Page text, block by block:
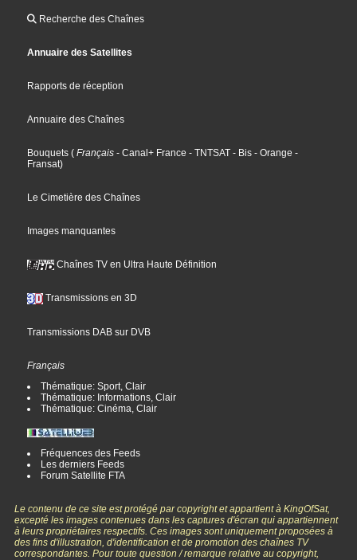
Recherche des Chaînes
Annuaire des Satellites
Rapports de réception
Annuaire des Chaînes
Bouquets ( Français - Canal+ France - TNTSAT - Bis - Orange -
Fransat)
Le Cimetière des Chaînes
Images manquantes
Chaînes TV en Ultra Haute Définition
Transmissions en 3D
Transmissions DAB sur DVB
Français
Thématique: Sport, Clair
Thématique: Informations, Clair
Thématique: Cinéma, Clair
Fréquences des Feeds
Les derniers Feeds
Forum Satellite FTA
Le contenu de ce site est protégé par copyright et appartient à KingOfSat,
excepté les images contenues dans les captures d'écran qui appartiennent
à leurs propriétaires respectifs. Ces images sont uniquement proposées à
des fins d'illustration, d'identification et de promotion des chaînes TV
correspondantes. Pour toute question / remarque relative au copyright,